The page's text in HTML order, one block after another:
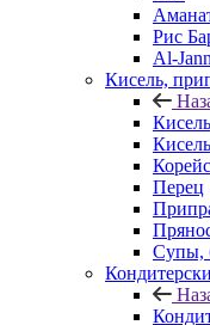
Рис
Al-
Кисель,
Кисель
Перец
Супы,